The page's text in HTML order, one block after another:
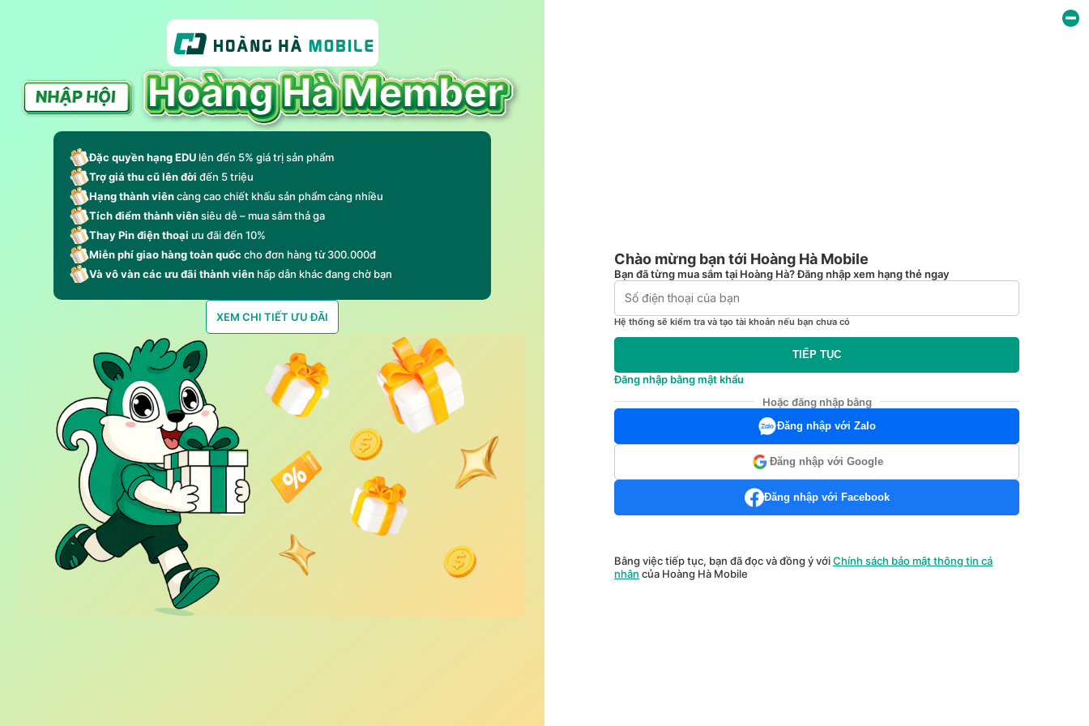
Đặc quyền hạng EDU lên đến 5% giá trị sản phẩm
Trợ giá thu cũ lên đời đến 5 triệu
Hạng thành viêncàng cao chiết khấu sản phẩm càng nhiều
Tích điểm thành viênsiêu dễ – mua sắm thả ga
Thay Pin điện thoại ưu đãi đến 10%
Miễn phí giao hàng toàn quốccho đơn hàng từ 300.000đ
Và vô vàn các ưu đãi thành viên hấp dẫn khác đang chờ bạn
XEM CHI TIẾT ƯU ĐÃI
Chào mừng bạn tới Hoàng Hà Mobile
Bạn đã từng mua sắm tại Hoàng Hà? Đăng nhập xem hạng thẻ ngay
Hệ thống sẽ kiểm tra và tạo tài khoản nếu bạn chưa có
TIẾP TỤC
Đăng nhập bằng mật khẩu
Hoặc đăng nhập bằng
Đăng nhập với Zalo
Đăng nhập với Google
Đăng nhập với Facebook
Bằng việc tiếp tục, bạn đã đọc và đồng ý vớiChính sách bảo mật thông tin cá
nhân của Hoàng Hà Mobile